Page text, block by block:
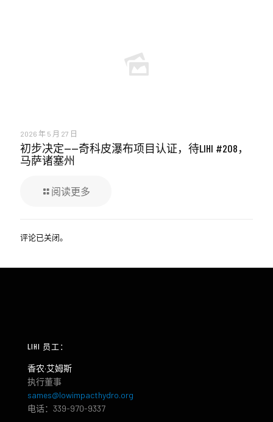
2026 年 5 月 27 日
初步决定——奇科皮瀑布项目认证，待LIHI #208，
马萨诸塞州
阅读更多
评论已关闭。
LIHI 员工：
香农·艾姆斯
执行董事
sames@lowimpacthydro.org
电话：339-970-9337